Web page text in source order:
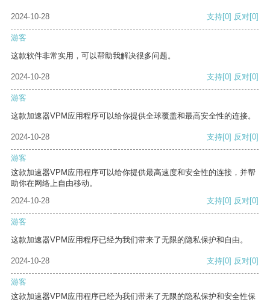
2024-10-28 支持[0] 反对[0]
游客
这款软件非常实用，可以帮助我解决很多问题。
2024-10-28 支持[0] 反对[0]
游客
这款加速器VPM应用程序可以给你提供全球覆盖和最高安全性的连接。
2024-10-28 支持[0] 反对[0]
游客
这款加速器VPM应用程序可以给你提供最高速度和安全性的连接，并帮
助你在网络上自由移动。
2024-10-28
支持[0] 反对[0]
游客
这款加速器VPM应用程序已经为我们带来了无限的隐私保护和自由。
2024-10-28 支持[0] 反对[0]
游客
这款加速器VPM应用程序已经为我们带来了无限的隐私保护和安全性保